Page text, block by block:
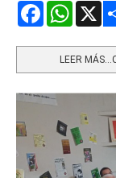
Facebook
LEER